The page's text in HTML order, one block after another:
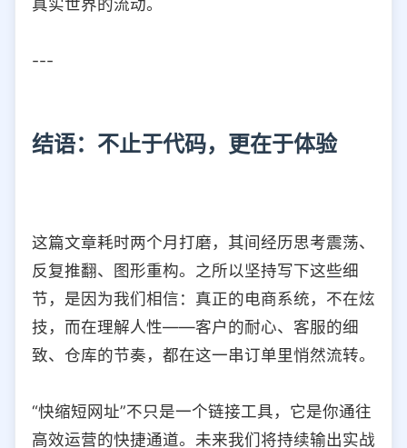
真实世界的流动。
---
结语：不止于代码，更在于体验
这篇文章耗时两个月打磨，其间经历思考震荡、
反复推翻、图形重构。之所以坚持写下这些细
节，是因为我们相信：真正的电商系统，不在炫
技，而在理解人性——客户的耐心、客服的细
致、仓库的节奏，都在这一串订单里悄然流转。
“快缩短网址”不只是一个链接工具，它是你通往
高效运营的快捷通道。未来我们将持续输出实战